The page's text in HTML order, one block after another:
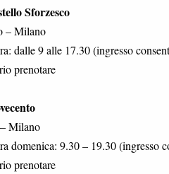
Sforzesco
– Milano
dalle 9 alle 17.30 (ingresso
prenotare
Milano
domenica: 9.30 – 19.30 (ingresso
prenotare